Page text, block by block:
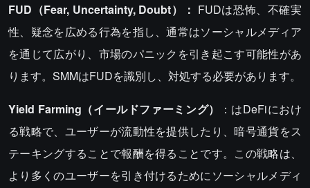
FUD（Fear, Uncertainty, Doubt）： FUDは恐怖、不確実
性、疑念を広める行為を指し、通常はソーシャルメディア
を通じて広がり、市場のパニックを引き起こす可能性があ
ります。SMMはFUDを識別し、対処する必要があります。
Yield Farming（イールドファーミング）
：はDeFiにおけ
る戦略で、ユーザーが流動性を提供したり、暗号通貨をス
テーキングすることで報酬を得ることです。この戦略は、
より多くのユーザーを引き付けるためにソーシャルメディ